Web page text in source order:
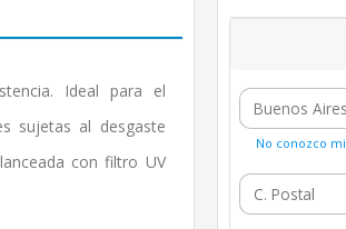
Ideal para el
sujetas al desgaste
con filtro UV
No conozco